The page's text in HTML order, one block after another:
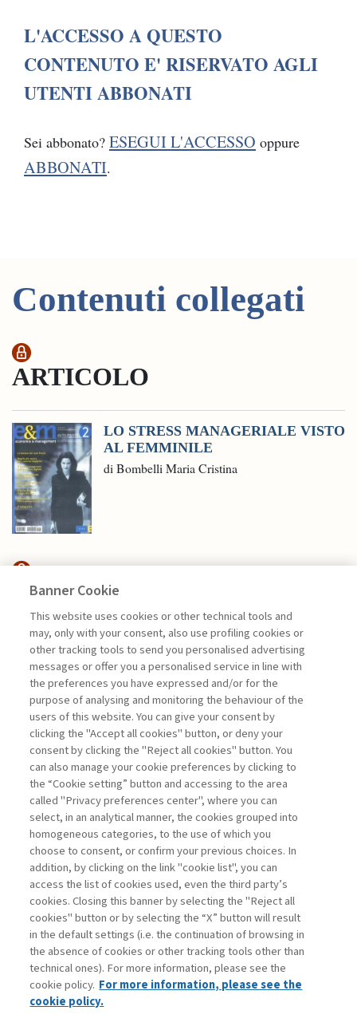
L'ACCESSO A QUESTO
CONTENUTO E' RISERVATO AGLI
UTENTI ABBONATI
Sei abbonato? ESEGUI L'ACCESSO oppure
ABBONATI.
Contenuti collegati
ARTICOLO
LO STRESS MANAGERIALE VISTO
AL FEMMINILE
di Bombelli Maria Cristina
E&MPODCAST
UNITI NELLA DIVERSITÀ: VERSO
UN MODELLO ...
di Alessandro Zattoni
La consultazione dei libri è riservata esclusivamente
agli abbonati Premium
Legenda: Accedi Per registrati Per abbonati
Contatti
Abbonamenti
Archivio rubriche
Privacy
Banner Cookie
This website uses cookies or other technical tools and
may, only with your consent, also use profiling cookies or
other tracking tools to send you personalised advertising
messages or offer you a personalised service in line with
the preferences you have expressed and/or for the
purpose of analysing and monitoring the behaviour of the
users of this website. You can give your consent by
clicking the "Accept all cookies" button, or deny your
consent by clicking the "Reject all cookies" button. You
can also manage your cookie preferences by clicking to
the “Cookie setting” button and accessing to the area
called "Privacy preferences center", where you can
select, in an analytical manner, the cookies grouped into
homogeneous categories, to the use of which you
choose to consent, or confirm your previous choices. In
addition, by clicking on the link "cookie list", you can
access the list of cookies used, even the third party’s
cookies. Closing this banner by selecting the "Reject all
cookies" button or by selecting the “X” button will result
in the default settings (i.e. the continuation of browsing in
the absence of cookies or other tracking tools other than
technical ones). For more information, please see the
cookie policy. For more information, please see the
cookie policy.